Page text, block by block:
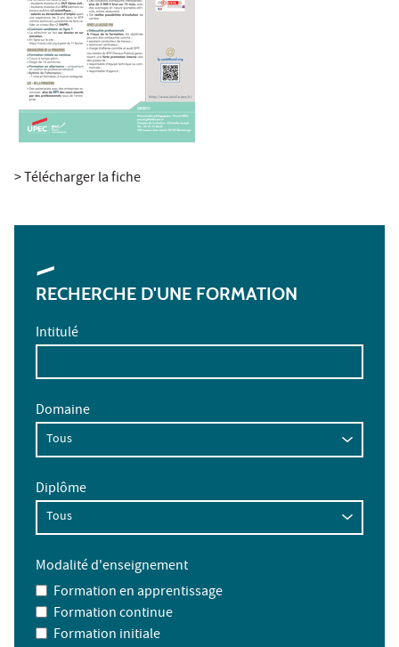
> Télécharger la fiche
RECHERCHE D'UNE FORMATION
Intitulé
Domaine
Diplôme
Modalité d'enseignement
Formation en apprentissage
Formation continue
Formation initiale